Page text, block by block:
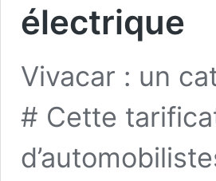
électrique
Vivacar : un
# Cette